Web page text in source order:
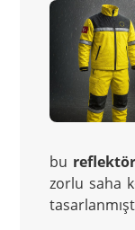
bu
zorlu saha